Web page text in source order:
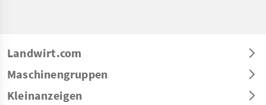
Landwirt.com
Maschinengruppen
Kleinanzeigen